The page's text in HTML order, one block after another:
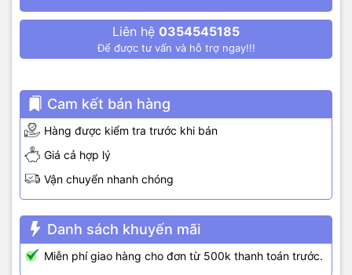
Liên hệ 0354545185
Để được tư vấn và hỗ trợ ngay!!!
Cam kết bán hàng
Hàng được kiểm tra trước khi bán
Giá cả hợp lý
Vận chuyển nhanh chóng
Danh sách khuyến mãi
Miễn phí giao hàng cho đơn từ 500k thanh toán trước.